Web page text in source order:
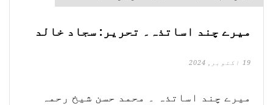
میرے چند اساتذہ۔ تحریر: سجاد خالد
19 اکتوبر, 2024
میرے چند اساتذہ ۔ محمد حسن شیخ رحمہ